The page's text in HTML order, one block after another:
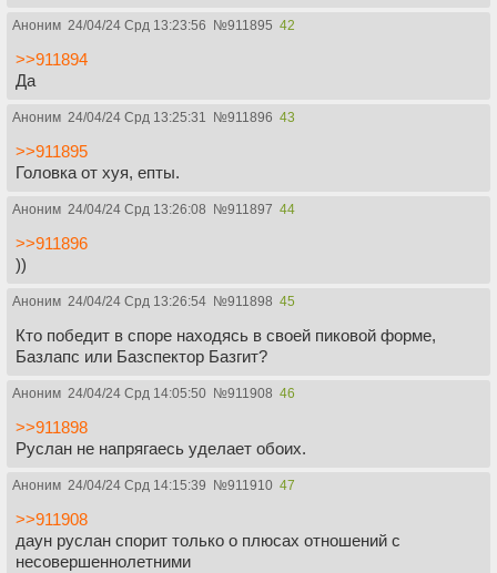
Аноним 24/04/24 Срд 13:23:56 №911895 42
>>911894
Да
Аноним 24/04/24 Срд 13:25:31 №911896 43
>>911895
Головка от хуя, епты.
Аноним 24/04/24 Срд 13:26:08 №911897 44
>>911896
))
Аноним 24/04/24 Срд 13:26:54 №911898 45
Кто победит в споре находясь в своей пиковой форме,
Базлапс или Базспектор Базгит?
Аноним 24/04/24 Срд 14:05:50 №911908 46
>>911898
Руслан не напрягаесь уделает обоих.
Аноним 24/04/24 Срд 14:15:39 №911910 47
>>911908
даун руслан спорит только о плюсах отношений с
несовершеннолетними